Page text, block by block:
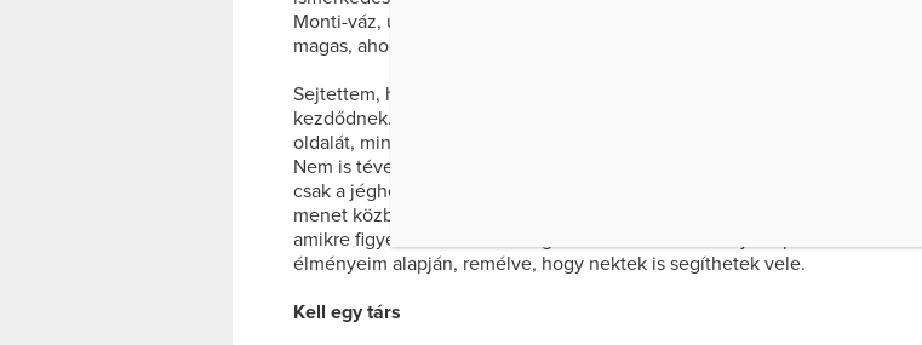
Monti-váz, új gumik, tökéletes állapotban lévő fékek, üléshuzat… és nem túl
magas, ahogy én sem. Tökéletes.
Sejtettem, hogy a megvétele még csak a kezdet, és a kalandok most
kezdődnek. Ahogyan azt is, hogy a városi bringás közlekedés jó és rossz
oldalát, mint annyi minden mást is, a saját bőrömön fogom megtapasztalni.
Nem is tévedtem… az alapvető KRESZ-szabályokat tudtam ugyan, de ezek
csak a jéghegy csúcsát jelentik. Számos olyan dolog van, amire szó szerint
menet közben jön rá az ember, és rengeteg a kisebb-nagyobb veszély,
amikre figyelni kell. Ezeket foglaltam most össze – saját tapasztalataim és
élményeim alapján, remélve, hogy nektek is segíthetek vele.
Kell egy társ